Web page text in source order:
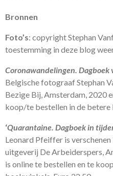
Bronnen
Foto’s: copyright Stephan
toestemming in deze blog
Coronawandelingen. Dagboek
Belgische fotograaf Stephan
Bezige Bij, Amsterdam, 2020
koop/te bestellen in de betere
‘Quarantaine. Dagboek in
Leonard Pfeiffer is
uitgeverij De Arbeiderspers,
is online te bestellen en te